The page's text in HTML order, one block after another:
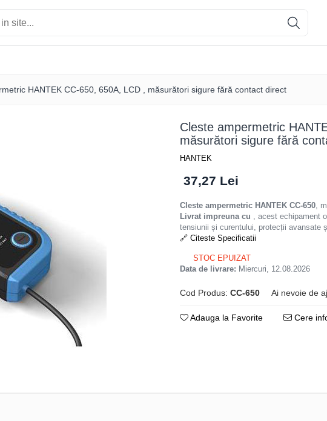
HANTEK CC-650, 650A, LCD , măsurători sigure fără contact direct
Cleste ampermetric
măsurători sigure fără
HANTEK
37,27 Lei
Cleste ampermetric HANTEK CC-650,
Livrat impreuna cu , acest echipament
tensiunii și curentului, protecții avansate
🔗 Citeste Specificatii
STOC EPUIZAT
Data de livrare: Miercuri, 12.08.2026
Cod Produs: CC-650 Ai nevoie de
Adauga la Favorite Cere